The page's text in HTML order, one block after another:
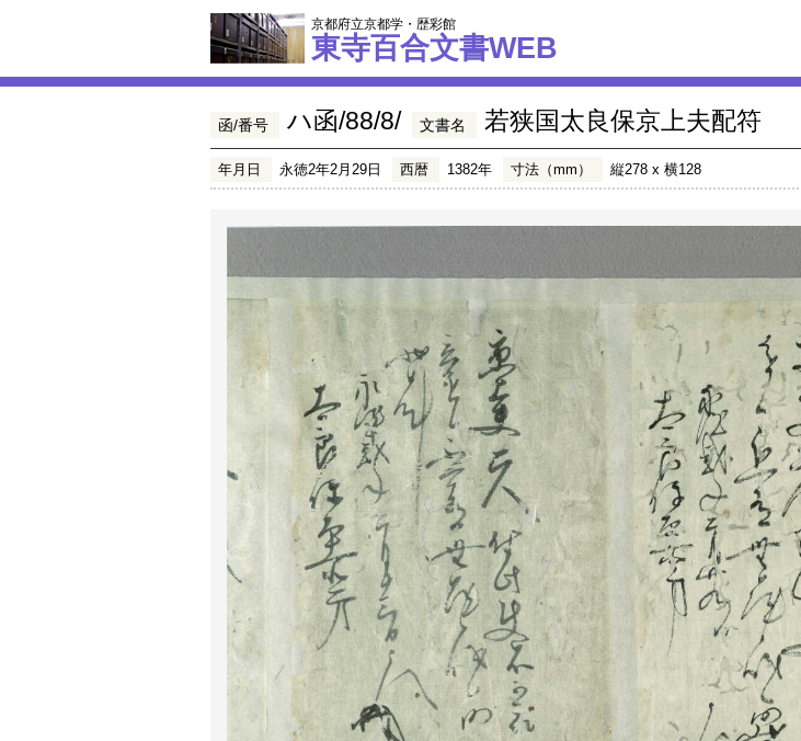
京都府立京都学・歴彩館
東寺百合文書WEB
函/番号 ハ函/88/8/ 文書名 若狭国太良保京上夫配符
年月日 永徳2年2月29日 西暦 1382年 寸法（mm） 縦278 x 横128